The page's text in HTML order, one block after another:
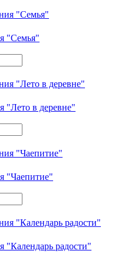
"Семья"
"Лето в деревне"
"Чаепитие"
"Календарь радости"